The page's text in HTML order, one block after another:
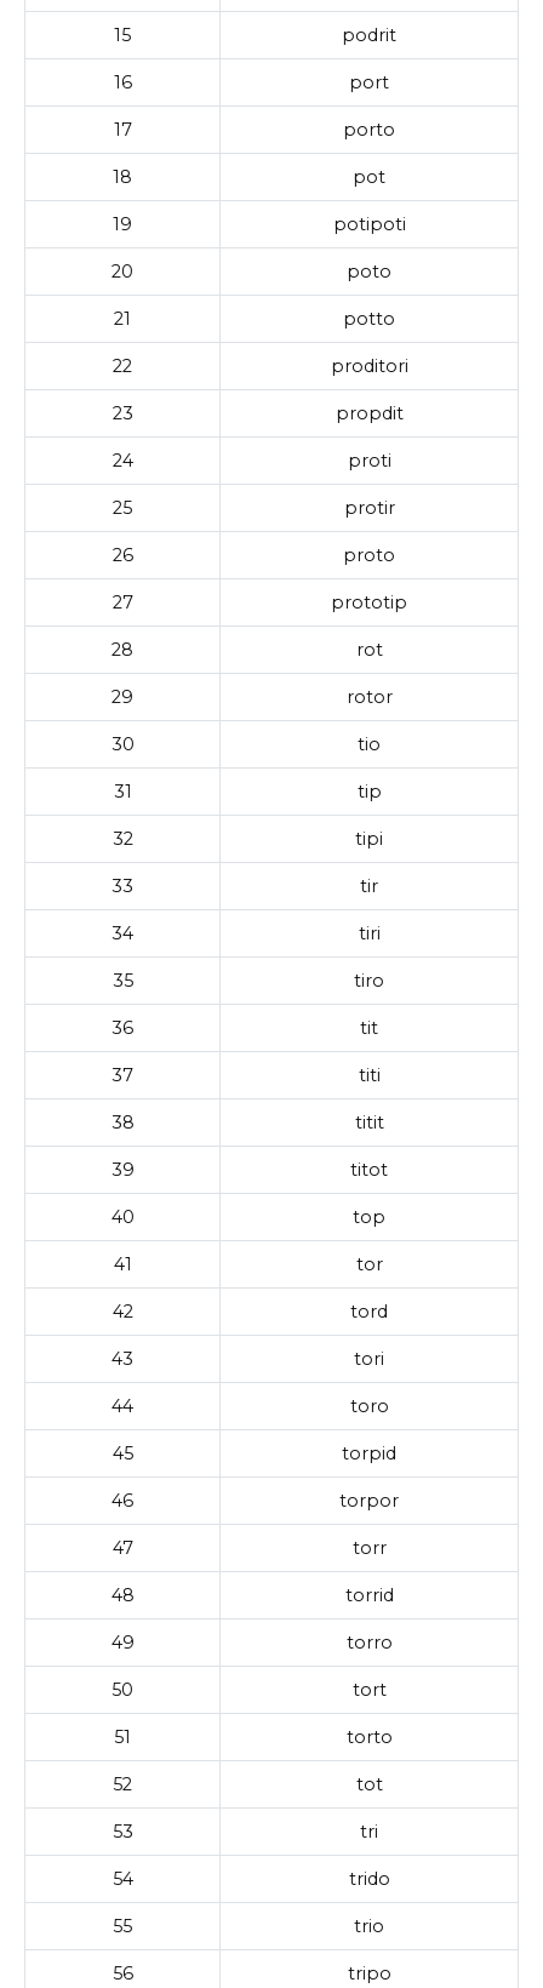
15 podrit
16 port
17 porto
18 pot
19 potipoti
20 poto
21 potto
22 proditori
23 propdit
24 proti
25 protir
26 proto
27 prototip
28 rot
29 rotor
30 tio
31 tip
32 tipi
33 tir
34 tiri
35 tiro
36 tit
37 titi
38 titit
39 titot
40 top
41 tor
42 tord
43 tori
44 toro
45 torpid
46 torpor
47 torr
48 torrid
49 torro
50 tort
51 torto
52 tot
53 tri
54 trido
55 trio
56 tripo